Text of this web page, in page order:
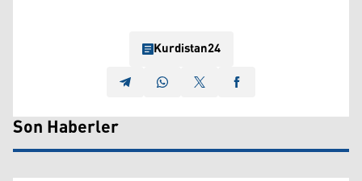
Kurdistan24
Son Haberler